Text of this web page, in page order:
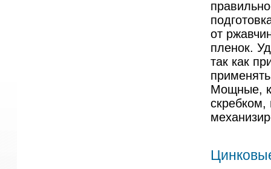
от
пленок.
так как
Мощные,
скребком,